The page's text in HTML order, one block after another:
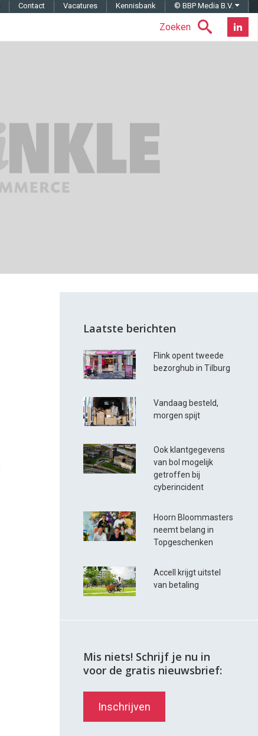
Zoeken
Contact Vacatures Kennisbank © BBP Media B.V.
Laatste berichten
Flink opent tweede
bezorghub in Tilburg
Vandaag besteld,
morgen spijt
Ook klantgegevens
van bol mogelijk
getroffen bij
cyberincident
Hoorn Bloommasters
neemt belang in
Topgeschenken
Accell krijgt uitstel
van betaling
Mis niets! Schrijf je nu in
voor de gratis nieuwsbrief:
Inschrijven